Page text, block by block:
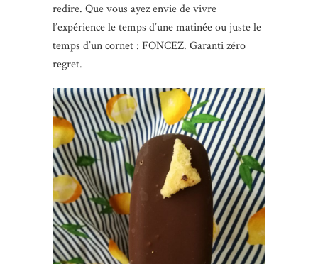
redire. Que vous ayez envie de vivre
l’expérience le temps d’une matinée ou juste le
temps d’un cornet : FONCEZ. Garanti zéro
regret.